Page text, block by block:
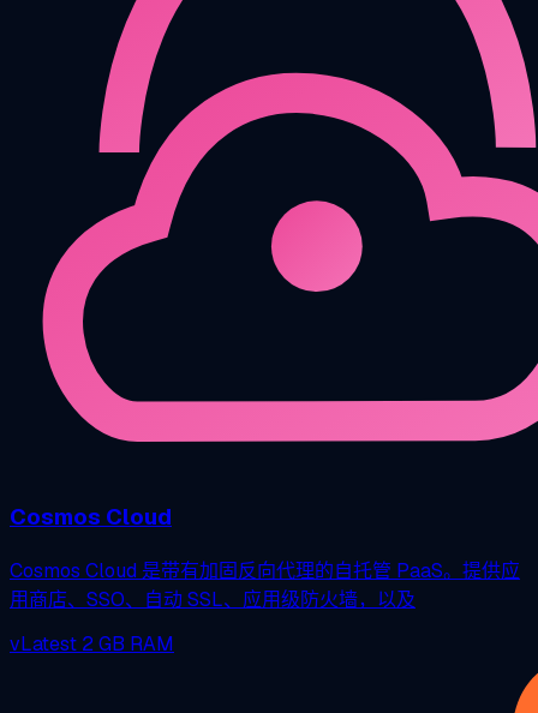
Cosmos Cloud
Cosmos Cloud 是带有加固反向代理的自托管 PaaS。提供应
用商店、SSO、自动 SSL、应用级防火墙，以及
vLatest 2 GB RAM